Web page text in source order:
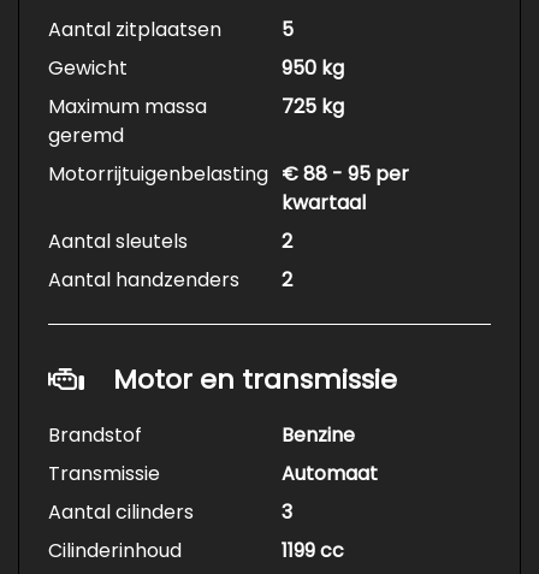
Aantal zitplaatsen
5
Gewicht
950 kg
Maximum massa
geremd
725 kg
Motorrijtuigenbelasting € 88 - 95 per
kwartaal
Aantal sleutels
2
Aantal handzenders
2
Motor en transmissie
Brandstof
Benzine
Transmissie
Automaat
Aantal cilinders
3
Cilinderinhoud
1199 cc